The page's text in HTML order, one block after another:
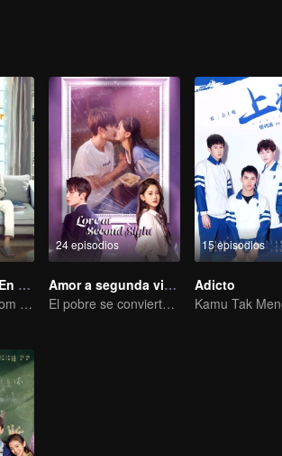
Pon Tu Cabeza En Mi Hombro
It was adapted from the same series of novels as "A Love so Beautiful"
24 episodios
Amor a segunda vista
El pobre se convierte en el CEO dominante y persigue a su primer amor.
15 episodios
Adicto